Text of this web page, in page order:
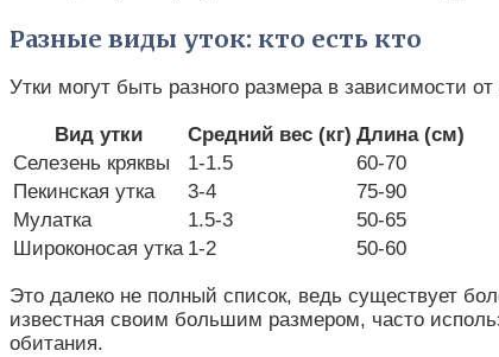
Разные виды уток: кто есть кто
Утки могут быть разного размера в зависимости
Вид утки Средний вес (кг) Длина (см)
Селезень кряквы
1-1.5
60-70
Пекинская утка
3-4
75-90
Мулатка
1.5-3
50-65
Широконосая утка 1-2 50-60
Это далеко не полный список, ведь существует
известная своим большим размером, часто
обитания.